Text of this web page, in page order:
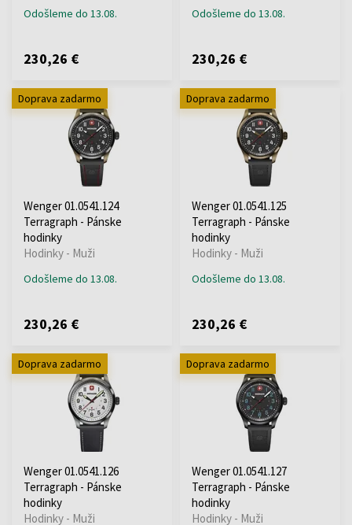
Odošleme do 13.08.
230,26 €
Odošleme do 13.08.
230,26 €
Doprava zadarmo
Wenger 01.0541.124
Terragraph - Pánske
hodinky
Hodinky - Muži
Odošleme do 13.08.
230,26 €
Doprava zadarmo
Wenger 01.0541.125
Terragraph - Pánske
hodinky
Hodinky - Muži
Odošleme do 13.08.
230,26 €
Doprava zadarmo
Wenger 01.0541.126
Terragraph - Pánske
hodinky
Hodinky - Muži
Doprava zadarmo
Wenger 01.0541.127
Terragraph - Pánske
hodinky
Hodinky - Muži